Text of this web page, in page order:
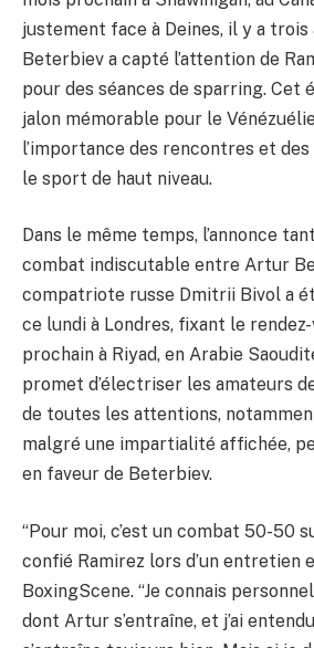
justement face à Deines, il y a trois
Beterbiev a capté l’attention de
pour des séances de sparring. Cet
jalon mémorable pour le
l’importance des rencontres et
le sport de haut niveau.
Dans le même temps, l’annonce
combat indiscutable entre Artur
compatriote russe Dmitrii Bivol a
ce lundi à Londres, fixant le rendez-
prochain à Riyad, en Arabie
promet d’électriser les amateurs
de toutes les attentions,
malgré une impartialité affichée,
en faveur de Beterbiev.
“Pour moi, c’est un combat 50-50
confié Ramirez lors d’un entretien
BoxingScene. “Je connais
dont Artur s’entraîne, et j’ai